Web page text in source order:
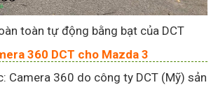
toàn tự động bằng bạt của DCT
360 DCT cho Mazda 3
Camera 360 do công ty DCT (Mỹ) sản